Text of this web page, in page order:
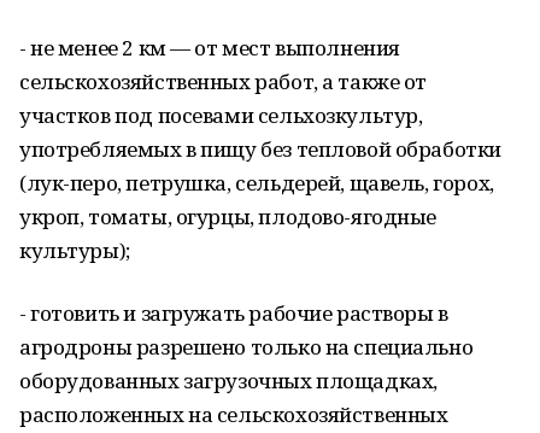
- не менее 2 км — от мест выполнения
сельскохозяйственных работ, а также от
участков под посевами сельхозкультур,
употребляемых в пищу без тепловой обработки
(лук-перо, петрушка, сельдерей, щавель, горох,
укроп, томаты, огурцы, плодово-ягодные
культуры);
- готовить и загружать рабочие растворы в
агродроны разрешено только на специально
оборудованных загрузочных площадках,
расположенных на сельскохозяйственных